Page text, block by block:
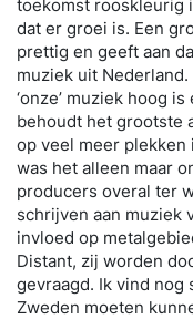
toekomst rooskleurig
dat er groei is. Een
prettig en geeft aan
muziek uit
‘onze’ muziek hoog
behoudt het grootste
op veel meer
was het alleen maar
producers overal ter
schrijven aan muziek
invloed op
Distant, zij worden
gevraagd. Ik vind
Zweden moeten